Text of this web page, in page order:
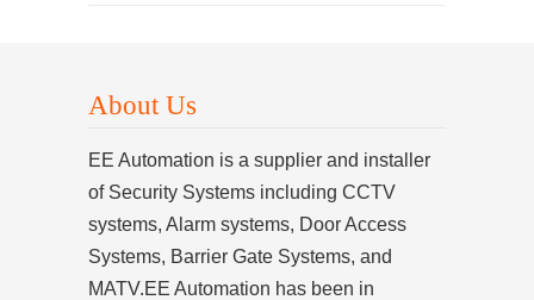
About Us
EE Automation is a supplier and installer
of Security Systems including CCTV
systems, Alarm systems, Door Access
Systems, Barrier Gate Systems, and
MATV.EE Automation has been in